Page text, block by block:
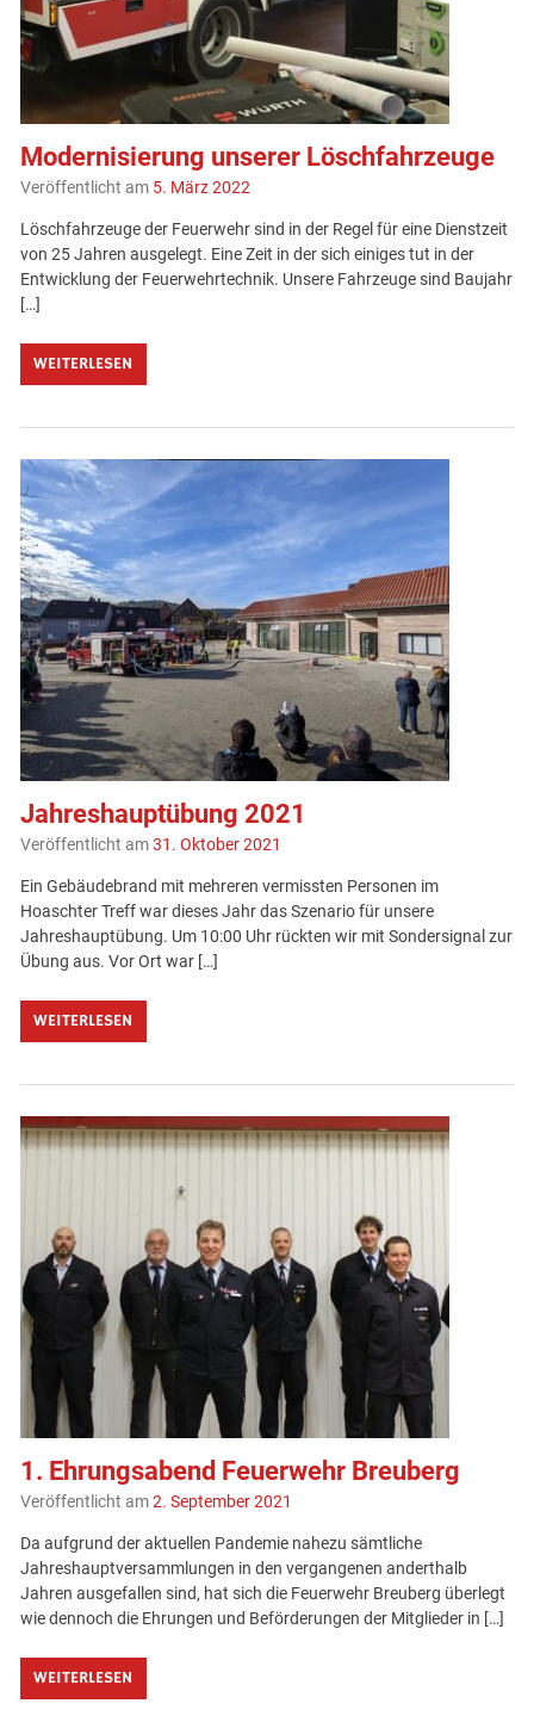
Modernisierung unserer Löschfahrzeuge
Veröffentlicht am 5. März 2022
Löschfahrzeuge der Feuerwehr sind in der Regel für eine Dienstzeit
von 25 Jahren ausgelegt. Eine Zeit in der sich einiges tut in der
Entwicklung der Feuerwehrtechnik. Unsere Fahrzeuge sind Baujahr
[…]
WEITERLESEN
Jahreshauptübung 2021
Veröffentlicht am31. Oktober 2021
Ein Gebäudebrand mit mehreren vermissten Personen im
Hoaschter Treff war dieses Jahr das Szenario für unsere
Jahreshauptübung. Um 10:00 Uhr rückten wir mit Sondersignal zur
Übung aus. Vor Ort war […]
WEITERLESEN
1. Ehrungsabend Feuerwehr Breuberg
Veröffentlicht am2. September 2021
Da aufgrund der aktuellen Pandemie nahezu sämtliche
Jahreshauptversammlungen in den vergangenen anderthalb
Jahren ausgefallen sind, hat sich die Feuerwehr Breuberg überlegt
wie dennoch die Ehrungen und Beförderungen der Mitglieder in […]
WEITERLESEN